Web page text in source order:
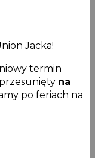
Jacka!
termin
na
po feriach na